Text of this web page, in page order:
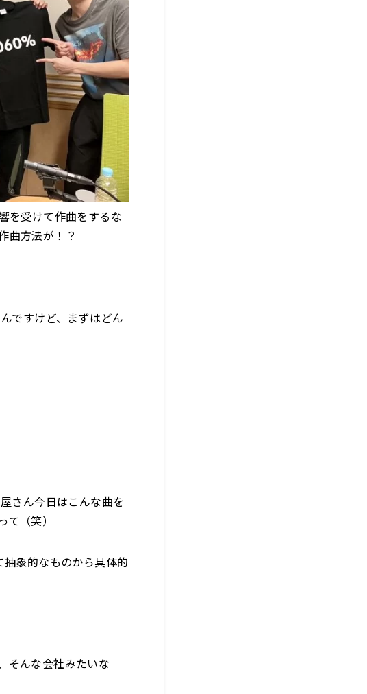
を受けて作曲をするな
曲方法が！？
ですけど、まずはどん
さん今日はこんな曲を
（笑）
象的なものから具体的
そんな会社みたいな